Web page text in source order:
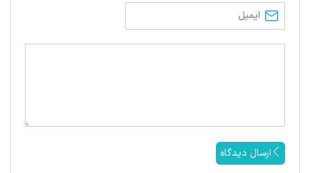
ارسال دیدگاه